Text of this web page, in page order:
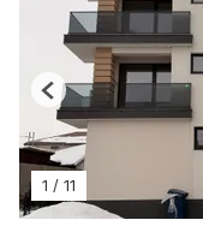
1 / 11
Previous